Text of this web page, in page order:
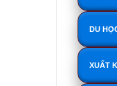
DU
XUẤT